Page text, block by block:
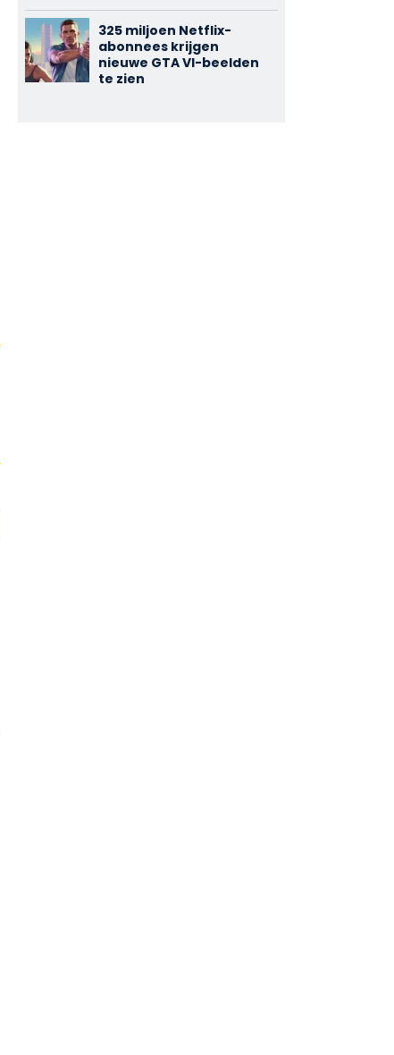
325 miljoen Netflix-
abonnees krijgen
nieuwe GTA VI-beelden
te zien